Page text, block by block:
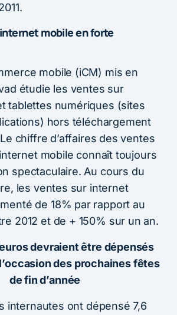
mobile en forte
mobile (iCM) mis en
étudie les ventes sur
tablettes numériques (sites
hors téléchargement
chiffre d’affaires des ventes
mobile connaît toujours
spectaculaire. Au cours du
les ventes sur internet
de 18% par rapport au
2012 et de + 150% sur un an.
devraient être dépensés
des prochaines fêtes
de fin d’année
internautes ont dépensé 7,6